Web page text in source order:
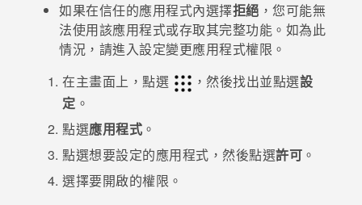
企業採購
VIVELAND
如果在信任的應用程式內選擇拒絕 ，您可能無
法使用該應用程式或存取其完整功能。如為此
情況，請進入設定變更應用程式權限。
在主畫面上，點選 ，然後找出並點選設
定 。
點選應用程式 。
點選想要設定的應用程式，然後點選許可 。
選擇要開啟的權限。